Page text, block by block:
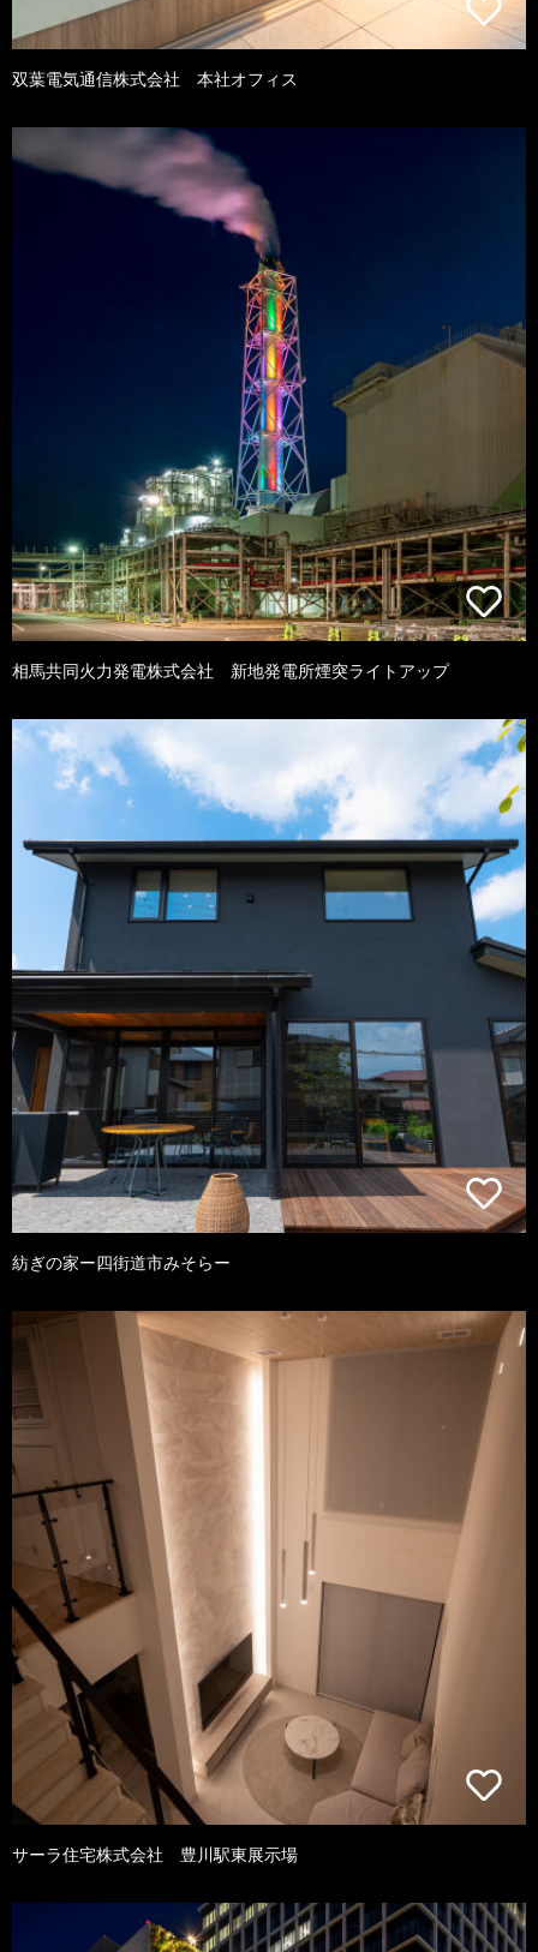
双葉電気通信株式会社 本社オフィス
相馬共同火力発電株式会社 新地発電所煙突ライトアップ
紡ぎの家ー四街道市みそらー
サーラ住宅株式会社 豊川駅東展示場